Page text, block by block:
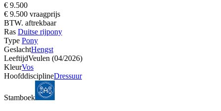
€ 9.500
€ 9.500 vraagprijs
BTW. aftrekbaar
Ras Duitse rijpony
Type Pony
GeslachtHengst
LeeftijdVeulen (04/2026)
KleurVos
HoofddisciplineDressuur
Stamboek